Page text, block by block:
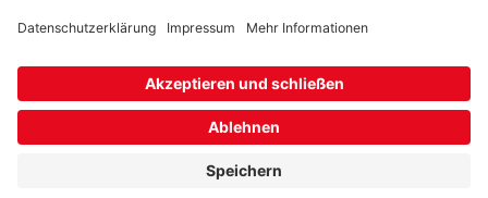
(Mo - Fr 7.30 Uhr – 20.00 Uhr; Sa 9.00 Uhr
Uhr)
Zum Kontaktformular
Datenschutz
Einstellungen verwalten